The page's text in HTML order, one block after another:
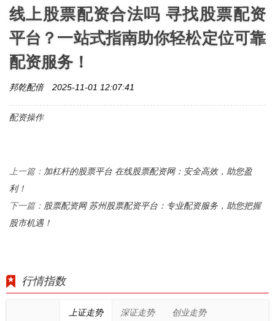
线上股票配资合法吗 寻找股票配资
平台？一站式指南助你轻松定位可靠
配资服务！
邦乾配倍 2025-11-01 12:07:41
配资操作
上一篇： 加杠杆的股票平台 在线股票配资网：安全高效，助您盈
利！
下一篇： 股票配资网 苏州股票配资平台：专业配资服务，助您把握
股市机遇！
行情指数
上证走势 深证走势 创业走势